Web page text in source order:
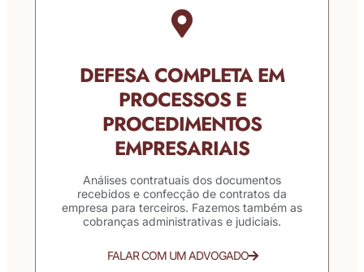
DEFESA COMPLETA EM
PROCESSOS E
PROCEDIMENTOS
EMPRESARIAIS
Análises contratuais dos documentos
recebidos e confecção de contratos da
empresa para terceiros. Fazemos também as
cobranças administrativas e judiciais.
FALAR COM UM ADVOGADO